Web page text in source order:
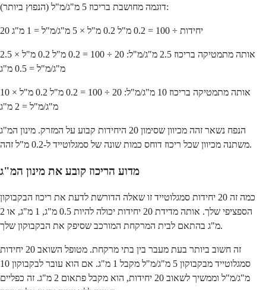
דוגמה מחושבת בריכוז 5 מ"ג/מ"ל (הנפוץ ביותר):
20 יחידות ÷ 100 = 0.2 מ"ל 0.2 מ"ל × 5 מ"ג/מ"ל = 1 מ"ג
אותה מתמטיקה בריכוז 2.5 מ"ג/מ"ל: 20 ÷ 100 = 0.2 מ"ל 0.2 מ"ל × 2.5
מ"ג/מ"ל = 0.5 מ"ג
אותה מתמטיקה בריכוז 10 מ"ג/מ"ל: 20 ÷ 100 = 0.2 מ"ל 0.2 מ"ל × 10
מ"ג/מ"ל = 2 מ"ג
הנפח נשאר זהה מכיוון שסימון 20 היחידות קבוע על המזרק. מינון המ"ג
משתנה מכיוון שכל ריכוז דוחס כמות שונה של סמגלוטייד ל-0.2 מ"ל זהה.
מדוע הריכוז קובע את מינון המ"ג
כמה זה 20 יחידות סמגלוטייד זו שאלה הדורשת לדעת את ריכוז הבקבוקון
הספציפי שלך. אותה מדידת 20 יחידות יכולה להיות 0.5 מ"ג, 1 מ"ג, או 2
מ"ג בהתאם לבית המרקחת המורכב שסיפק את הבקבוקון שלך.
זה חשוב ביותר בעת מעבר בין בתי מרקחת. מטופל השואב 20 יחידות
סמגלוטייד מבקבוקון 5 מ"ג/מ"ל מקבל 1 מ"ג. אם הוא עובר לבקבוקון 10
מ"ג/מ"ל וממשיך לשאוב 20 יחידות, הוא מקבל פתאום 2 מ"ג. זה כפליים